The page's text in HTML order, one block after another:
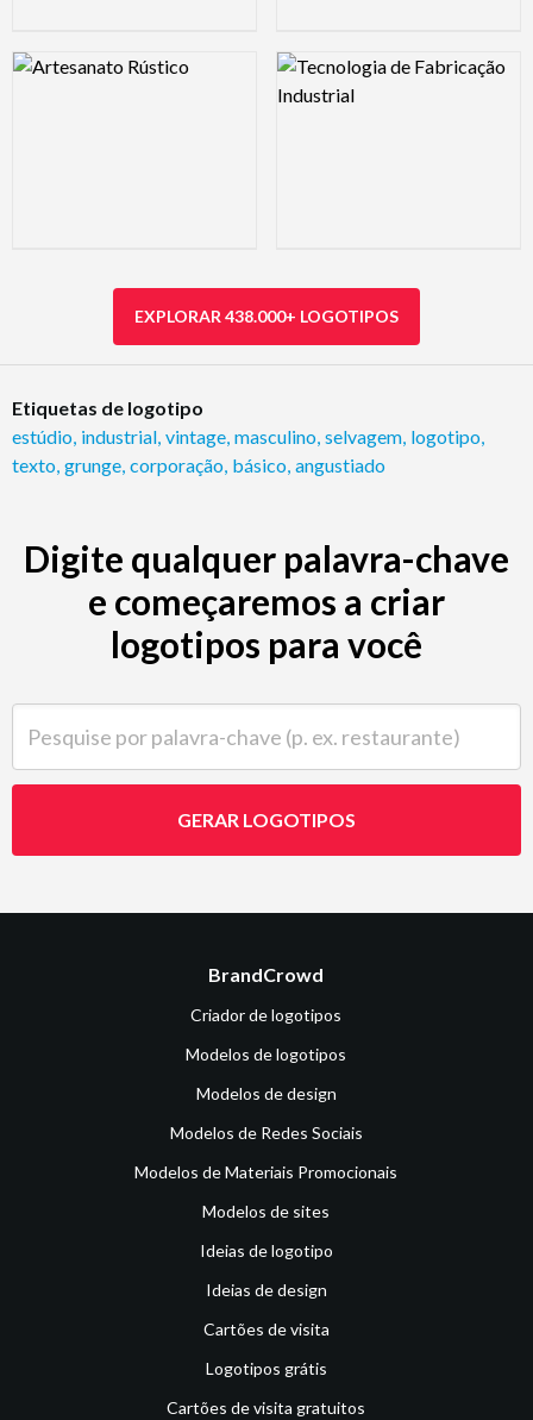
Logo Preview Image Logo Preview Image
EXPLORAR 438.000+ LOGOTIPOS
Etiquetas de logotipo
estúdio industrial vintage masculino selvagem logotipo
texto grunge corporação básico angustiado
Digite qualquer palavra-chave
e começaremos a criar
logotipos para você
GERAR LOGOTIPOS
BrandCrowd
Criador de logotipos
Modelos de logotipos
Modelos de design
Modelos de Redes Sociais
Modelos de Materiais Promocionais
Modelos de sites
Ideias de logotipo
Ideias de design
Cartões de visita
Logotipos grátis
Cartões de visita gratuitos